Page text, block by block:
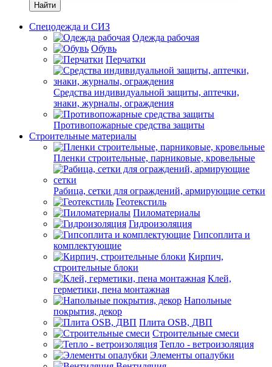
Найти
Спецодежда и СИЗ
Одежда рабочая
Обувь
Перчатки
Средства индивидуальной защиты, аптечки,
знаки, журналы, ограждения
Противопожарные средства защиты
Строительные материалы
Пленки строительные, парниковые, кровельные
Рабица, сетки для ограждений, армирующие сетки
Геотекстиль
Пиломатериалы
Гидроизоляция
Гипсоплита и
комплектующие
Кирпич,
строительные блоки
Клей,
герметики, пена монтажная
Напольные
покрытия, декор
Плита OSB, ДВП
Строительные смеси
Тепло - ветроизоляция
Элементы опалубки